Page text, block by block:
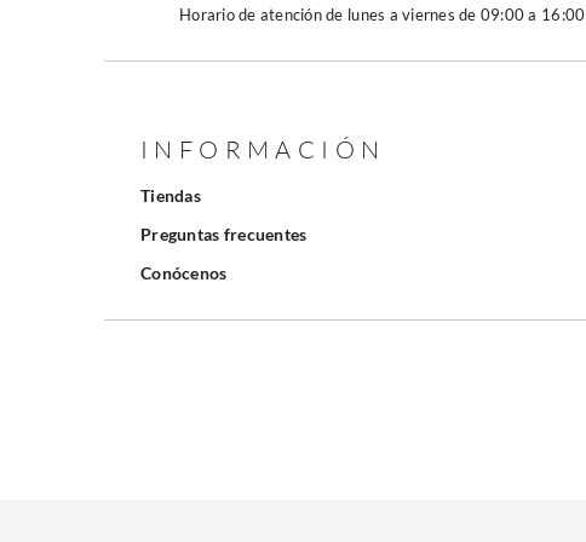
Horario de atención de lunes a viernes de 09:00 a 16:00
INFORMACIÓN
Tiendas
Preguntas frecuentes
Conócenos